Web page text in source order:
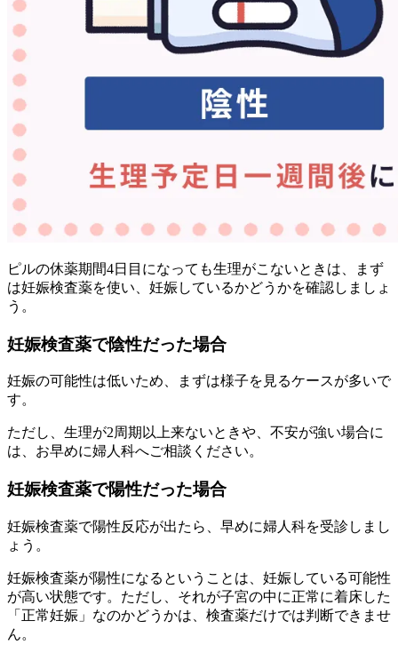
ピルの休薬期間4日目になっても生理がこないときは、まず
は妊娠検査薬を使い、妊娠しているかどうかを確認しましょ
う。
妊娠検査薬で陰性だった場合
妊娠の可能性は低いため、まずは様子を見るケースが多いで
す。
ただし、生理が2周期以上来ないときや、不安が強い場合に
は、お早めに婦人科へご相談ください。
妊娠検査薬で陽性だった場合
妊娠検査薬で陽性反応が出たら、早めに婦人科を受診しまし
ょう。
妊娠検査薬が陽性になるということは、 妊娠している可能性
が高い状態です。 ただし、それが子宮の中に正常に着床した
「正常妊娠」なのかどうかは、検査薬だけでは判断できませ
ん。